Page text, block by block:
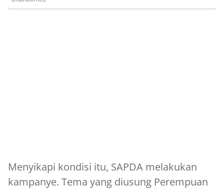
Menyikapi kondisi itu, SAPDA melakukan
kampanye. Tema yang diusung Perempuan